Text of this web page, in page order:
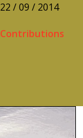
22 / 09 / 2014
Contributions